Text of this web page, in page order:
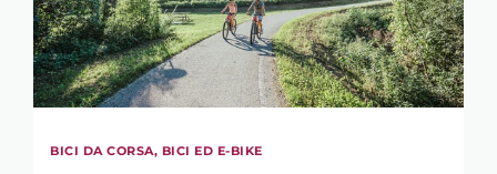
BICI DA CORSA, BICI ED E-BIKE